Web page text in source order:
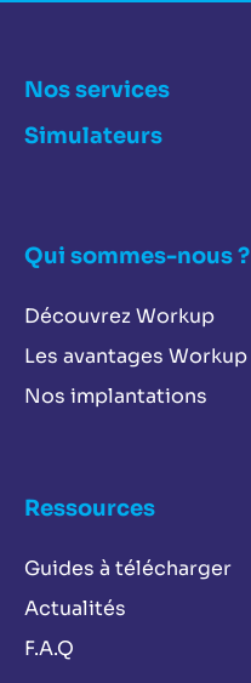
Nos services
Simulateurs
Qui sommes-nous ?
Découvrez Workup
Les avantages Workup
Nos implantations
Ressources
Guides à télécharger
Actualités
F.A.Q